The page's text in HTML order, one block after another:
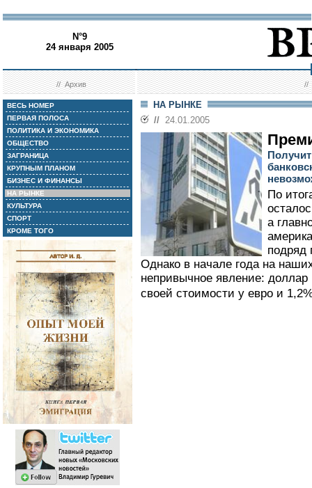
N°9
24 января 2005
//Архив //
ВЕСЬ НОМЕР
ПЕРВАЯ ПОЛОСА
ПОЛИТИКА И ЭКОНОМИКА
ОБЩЕСТВО
ЗАГРАНИЦА
КРУПНЫМ ПЛАНОМ
БИЗНЕС И ФИНАНСЫ
НА РЫНКЕ
КУЛЬТУРА
СПОРТ
КРОМЕ ТОГО
НА РЫНКЕ
// 24.01.2005
По
а
подряд
Однако в начале года на
непривычное явление:
своей стоимости у евро и